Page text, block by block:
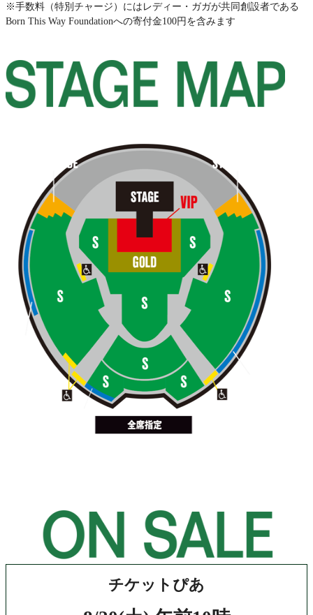
※手数料（特別チャージ）にはレディー・ガガが共同創設者である
Born This Way Foundationへの寄付金100円を含みます
チケットぴあ